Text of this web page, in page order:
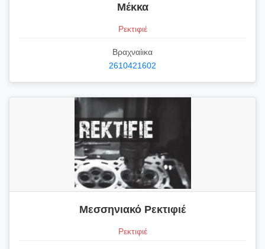
Μέκκα
Ρεκτιφιέ
Βραχναίικα
2610421602
Μεσσηνιακό Ρεκτιφιέ
Ρεκτιφιέ